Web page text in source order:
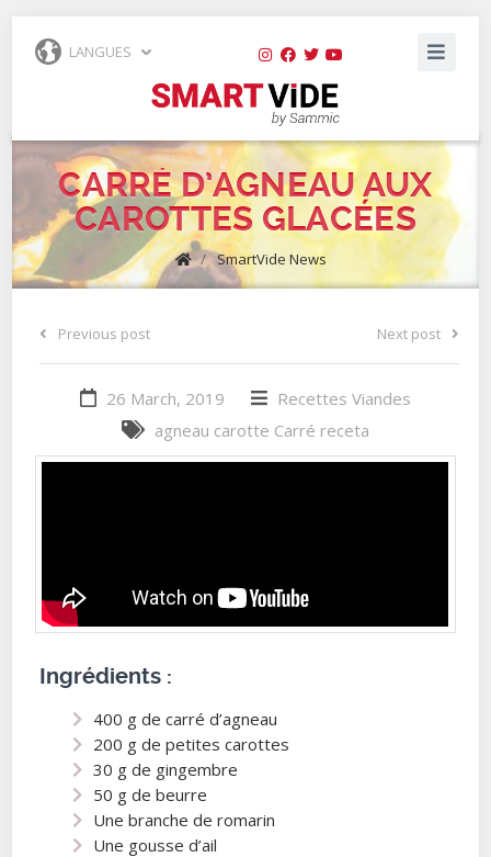
LANGUES
CARRÉ D’AGNEAU AUX
CAROTTES GLACÉES
/ SmartVide News
Previous post Next post
26 March, 2019 Recettes Viandes
agneau carotte Carré receta
Ingrédients :
400 g de carré d’agneau
200 g de petites carottes
30 g de gingembre
50 g de beurre
Une branche de romarin
Une gousse d’ail